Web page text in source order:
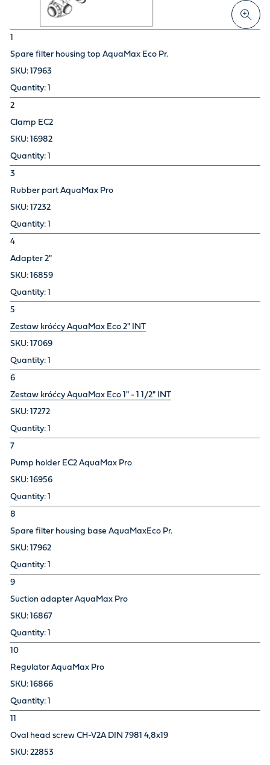
Spare filter housing top AquaMax Eco Pr.
17963
2
Clamp EC2
16982
3
Rubber part AquaMax Pro
17232
4
Adapter 2"
16859
5
Zestaw króćcy AquaMax Eco 2" INT
17069
6
Zestaw króćcy AquaMax Eco 1" - 1 1/2" INT
17272
7
Pump holder EC2 AquaMax Pro
16956
8
Spare filter housing base AquaMaxEco Pr.
17962
9
Suction adapter AquaMax Pro
16867
10
Regulator AquaMax Pro
16866
Oval head screw CH-V2A DIN 7981 4,8x19
22853